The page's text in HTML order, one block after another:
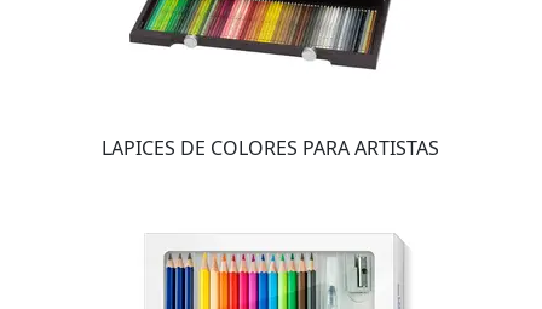
LAPICES DE COLORES PARA ARTISTAS